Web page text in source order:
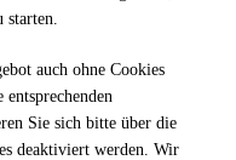
auch ohne Cookies
Sie sich bitte über die
deaktiviert werden. Wir